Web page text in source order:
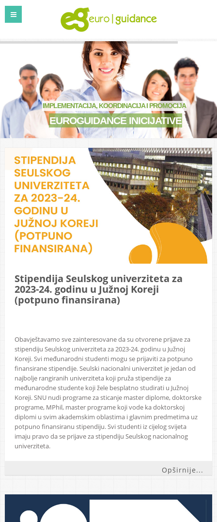
IMPLEMENTACIJA, KOORDINACIJA I PROMOCIJA
EUROGUIDANCE INICIJATIVE
Stipendija Seulskog univerziteta za
2023-24. godinu u Južnoj Koreji
(potpuno finansirana)
Obavještavamo sve zainteresovane da su otvorene prijave za
stipendiju Seulskog univerziteta za 2023-24. godinu u Južnoj
Koreji. Svi međunarodni studenti mogu se prijaviti za potpuno
finansirane stipendije. Seulski nacionalni univerzitet je jedan od
najbolje rangiranih univerziteta koji pruža stipendije za
međunarodne studente koji žele besplatno studirati u Južnoj
Koreji. SNU nudi programe za sticanje master diplome, doktorske
programe, MPhil, master programe koji vode ka doktorskoj
diplomi u svim akademskim oblastima i glavnim predmetima uz
potpuno finansiranu stipendiju. Svi studenti iz cijelog svijeta
imaju pravo da se prijave za stipendiju Seulskog nacionalnog
univerziteta.
Opširnije...